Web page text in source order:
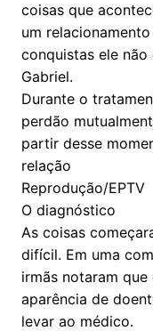
coisas que
um
conquistas ele não
Gabriel.
Durante o
perdão
partir desse
relação
Reprodução/EPTV
O diagnóstico
As coisas
difícil. Em uma
irmãs notaram
aparência de
levar ao médico.